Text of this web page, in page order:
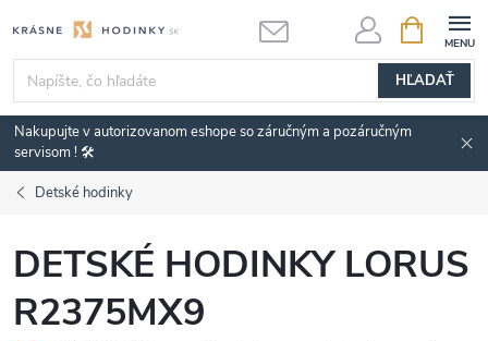
na
obsah
HĽADAŤ
KOŠÍK
Nakupujte v autorizovanom eshope so záručným a pozáručným
servisom ! 🛠️
Detské hodinky
DETSKÉ HODINKY LORUS
R2375MX9